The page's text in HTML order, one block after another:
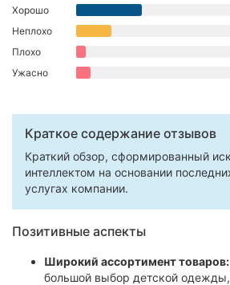
Полтава
Черкассы
Черновцы
Ивано-
Франковск
Луцк
Ужгород
Хорошо
Неплохо
Плохо
Ужасно
Краткое содержание отзывов
Краткий обзор, сформированный
интеллектом на основании
услугах компании.
Позитивные аспекты
Широкий ассортимент товаров:
большой выбор детской